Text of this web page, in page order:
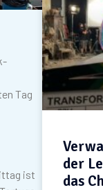
Tag
ist
der
das